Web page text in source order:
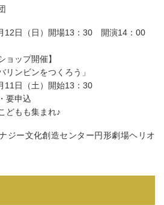
12日（日）開場13：30 開演14：00
ョップ開催】
リンビンをつくろう」
11日（土）開始13：30
要申込
どもも集まれ♪
ジー文化創造センター円形劇場ヘリオ